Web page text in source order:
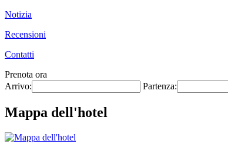
Notizia
Recensioni
Contatti
Prenota ora
Arrivo:
Partenza:
Mappa dell'hotel